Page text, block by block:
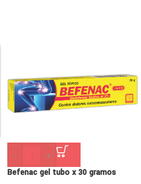
- +
Befenac gel tubo x 30 gramos